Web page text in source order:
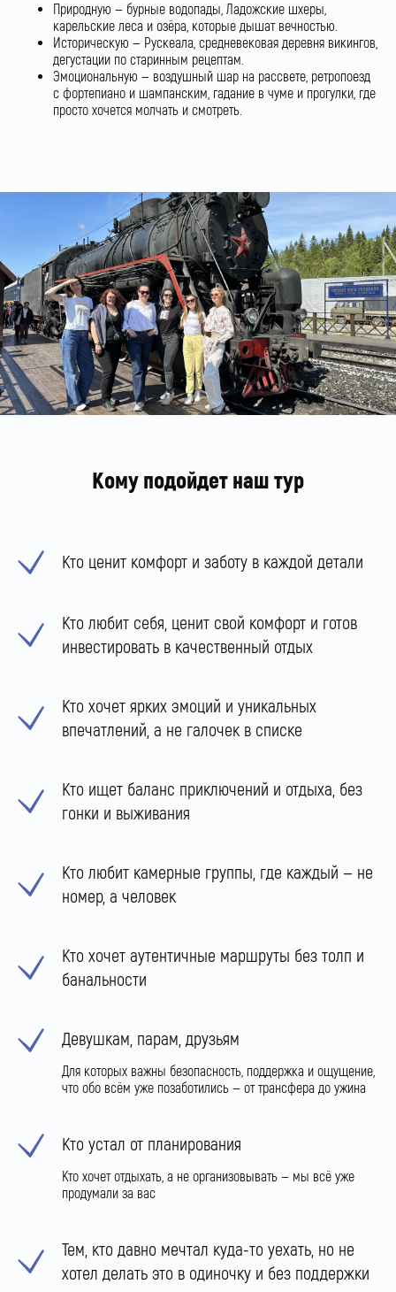
Природную — бурные водопады, Ладожские шхеры,
карельские леса и озёра, которые дышат вечностью.
Историческую — Рускеала, средневековая деревня викингов,
дегустации по старинным рецептам.
Эмоциональную — воздушный шар на рассвете, ретропоезд
с фортепиано и шампанским, гадание в чуме и прогулки, где
просто хочется молчать и смотреть.
Кому подойдет наш тур
Кто ценит комфорт и заботу в каждой детали
Кто любит себя, ценит свой комфорт и готов
инвестировать в качественный отдых
Кто хочет ярких эмоций и уникальных
впечатлений, а не галочек в списке
Кто ищет баланс приключений и отдыха, без
гонки и выживания
Кто любит камерные группы, где каждый — не
номер, а человек
Кто хочет аутентичные маршруты без толп и
банальности
Девушкам, парам, друзьям
Для которых важны безопасность, поддержка и ощущение,
что обо всём уже позаботились — от трансфера до ужина
Кто устал от планирования
Кто хочет отдыхать, а не организовывать — мы всё уже
продумали за вас
Тем, кто давно мечтал куда-то уехать, но не
хотел делать это в одиночку и без поддержки